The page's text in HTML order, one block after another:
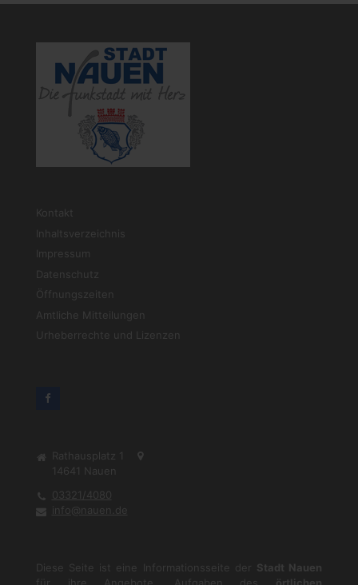
Kontakt
Inhaltsverzeichnis
Impressum
Datenschutz
Öffnungszeiten
Amtliche Mitteilungen
Urheberrechte und Lizenzen
Rathausplatz 1
14641
Nauen
03321/4080
info@nauen.de
Diese Seite ist eine Informationsseite der Stadt Nauen
für ihre Angebote, Aufgaben des örtlichen